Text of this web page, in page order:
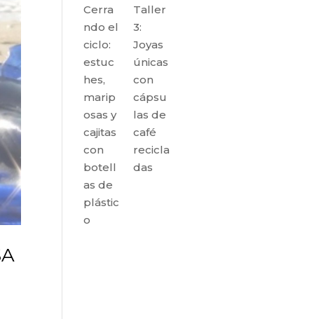
Cerra
ndo el
ciclo:
estuc
hes,
marip
osas y
cajitas
con
botell
as de
plástic
o
Taller
3:
Joyas
únicas
con
cápsu
las de
café
recicla
das